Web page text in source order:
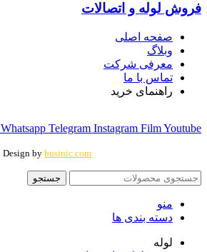
فروش لوله و اتصالات
صفحه اصلی
وبلاگ
معرفی شرکت
تماس با ما
راهنمای خرید
Whatsapp Telegram Instagram FilmYoutube
Design by businic.com
جستجو
منو
دسته بندی ها
لوله